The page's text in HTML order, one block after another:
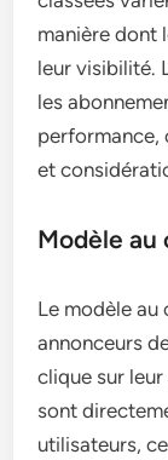
manière dont
leur visibilité.
les
performance,
et
Modèle au
Le modèle au
annonceurs
clique sur
sont
utilisateurs,